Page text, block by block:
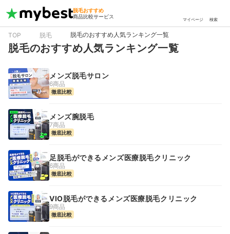
脱毛おすすめ
商品比較サービス
マイページ 検索
TOP 脱毛 脱毛のおすすめ人気ランキング一覧
脱毛のおすすめ人気ランキング一覧
メンズ脱毛サロン
6商品
徹底比較
メンズ腕脱毛
7商品
徹底比較
足脱毛ができるメンズ医療脱毛クリニック
6商品
徹底比較
VIO脱毛ができるメンズ医療脱毛クリニック
9商品
徹底比較